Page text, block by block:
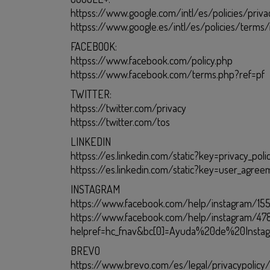
httpss://www.google.com/intl/es/policies/
httpss://www.google.es/intl/es/policies/terms/
FACEBOOK:
httpss://www.facebook.com/policy.php
httpss://www.facebook.com/terms.php?ref=pf
TWITTER:
httpss://twitter.com/privacy
httpss://twitter.com/tos
LINKEDIN
httpss://es.linkedin.com/
httpss://es.linkedin.com/
INSTAGRAM
https://www.facebook.com/help/instagram/
https://www.facebook.com/help/instagram/
BREVO
https://www.brevo.com/es/legal/privacypolicy/